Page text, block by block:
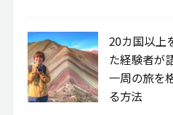
20カ国以上
た経験者が
一周の旅を
る方法